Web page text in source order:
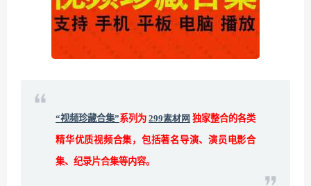
“视频珍藏合集”系列为 299素材网 独家整合的各类
精华优质视频合集，包括著名导演、演员电影合
集、纪录片合集等内容。